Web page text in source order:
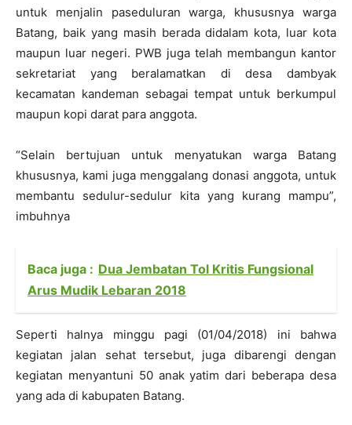
untuk menjalin paseduluran warga, khususnya warga
Batang, baik yang masih berada didalam kota, luar kota
maupun luar negeri. PWB juga telah membangun kantor
sekretariat yang beralamatkan di desa dambyak
kecamatan kandeman sebagai tempat untuk berkumpul
maupun kopi darat para anggota.
“Selain bertujuan untuk menyatukan warga Batang
khususnya, kami juga menggalang donasi anggota, untuk
membantu sedulur-sedulur kita yang kurang mampu”,
imbuhnya
Baca juga : Dua Jembatan Tol Kritis Fungsional
Arus Mudik Lebaran 2018
Seperti halnya minggu pagi (01/04/2018) ini bahwa
kegiatan jalan sehat tersebut, juga dibarengi dengan
kegiatan menyantuni 50 anak yatim dari beberapa desa
yang ada di kabupaten Batang.